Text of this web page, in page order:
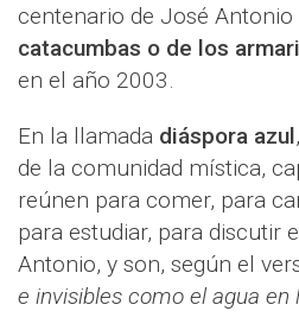
centenario de José Antonio
catacumbas o de los
en el año 2003.
En la llamada diáspora azul
de la comunidad mística,
reúnen para comer, para
para estudiar, para discutir
Antonio, y son, según el
e invisibles como el agua en